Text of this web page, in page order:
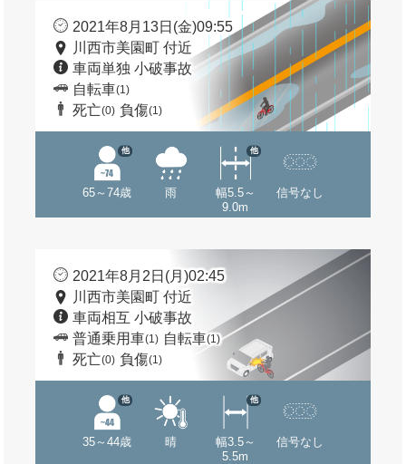
2021年8月13日(金)09:55
川西市美園町 付近
車両単独 小破事故
自転車(1)
死亡(0) 負傷(1)
65～74歳
他
雨
幅5.5～
9.0m
他
信号なし
2021年8月2日(月)02:45
川西市美園町 付近
車両相互 小破事故
普通乗用車(1) 自転車(1)
死亡(0) 負傷(1)
35～44歳
他
晴
幅3.5～
5.5m
他
信号なし